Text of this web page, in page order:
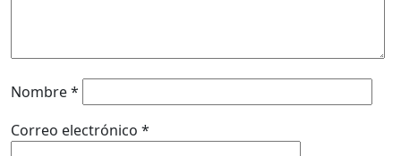
Nombre*
Correo electrónico *